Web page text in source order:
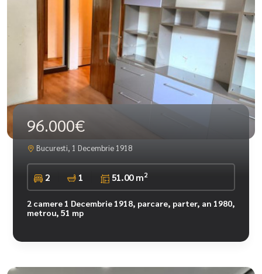
96.000€
Bucuresti, 1 Decembrie 1918
2 1 51.00 m2
2 camere 1 Decembrie 1918, parcare, parter, an 1980,
metrou, 51 mp